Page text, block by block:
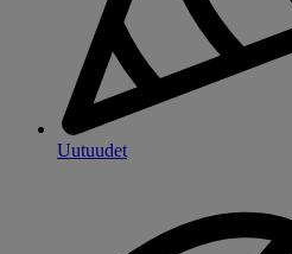
Uutuudet